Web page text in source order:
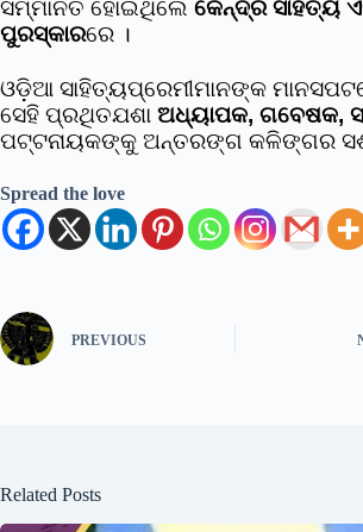
ସମ୍ମାନିତ ହୋଇଥିଲେ କେନ୍ଦ୍ର ସାହିତ୍ୟ
ପୁରସ୍କାରରେ ।
ଓଡ଼ିଆ ସାହିତ୍ୟପ୍ରେମୀମାନଙ୍କ
ସେହି ପ୍ରଥିତଯଶା ଅଧ୍ୟାପକ, ଗବେଷକ,
ପଟ୍ଟନାୟକଙ୍କୁ ଅନ୍ତରଙ୍ଗ କଳିଙ୍ଗର
Spread the love
PREVIOUS
Related Posts